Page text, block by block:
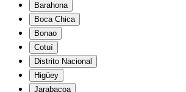
Barahona
Boca Chica
Bonao
Cotuí
Distrito Nacional
Higüey
Jarabacoa